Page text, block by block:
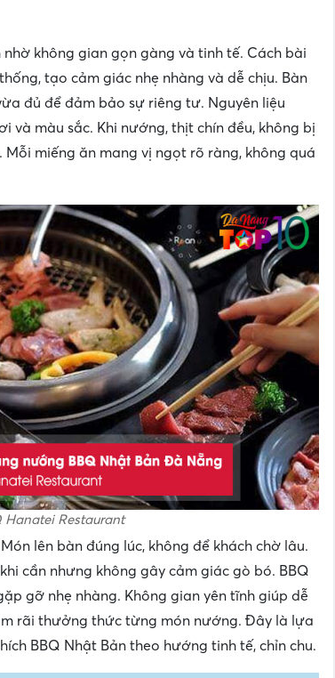
không gian gọn gàng và tinh tế. Cách bài
tạo cảm giác nhẹ nhàng và dễ chịu. Bàn
đủ để đảm bảo sự riêng tư. Nguyên liệu
và màu sắc. Khi nướng, thịt chín đều, không bị
miếng ăn mang vị ngọt rõ ràng, không quá
Hanatei Restaurant
lên bàn đúng lúc, không để khách chờ lâu.
cần nhưng không gây cảm giác gò bó. BBQ
gỡ nhẹ nhàng. Không gian yên tĩnh giúp dễ
rãi thưởng thức từng món nướng. Đây là lựa
BBQ Nhật Bản theo hướng tinh tế, chỉn chu.